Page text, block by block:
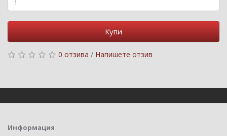
Купи
0 отзива / Напишете отзив
Информация